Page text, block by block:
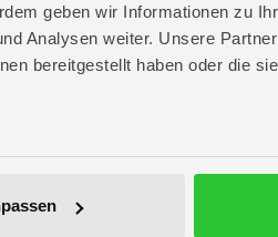
geben wir Informationen zu
Analysen weiter. Unsere
bereitgestellt haben oder die
– hier entstehen Fantasiewelten,